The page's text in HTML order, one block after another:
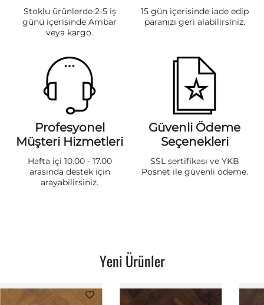
Stoklu ürünlerde 2-5 iş
günü içerisinde Ambar
veya kargo.
15 gün içerisinde iade edip
paranızı geri alabilirsiniz.
Profesyonel
Müşteri Hizmetleri
Hafta içi 10.00 - 17.00
arasında destek için
arayabilirsiniz.
Güvenli Ödeme
Seçenekleri
SSL sertifikası ve YKB
Posnet ile güvenli ödeme.
Yeni Ürünler